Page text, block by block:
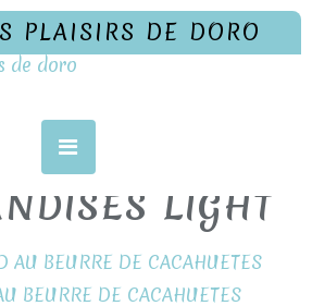
PLAISIRS DE DORO
LIGHT
AU BEURRE DE CACAHUETES